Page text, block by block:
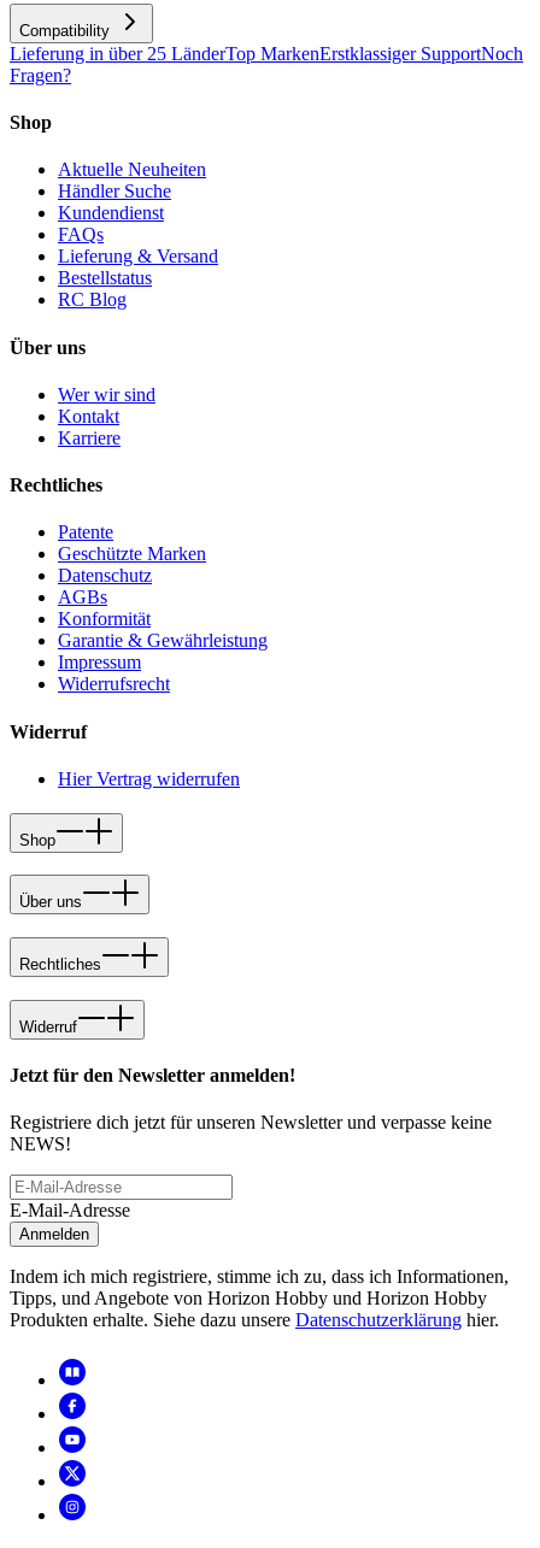
Compatibility
Lieferung in über 25 LänderTop MarkenErstklassiger SupportNoch
Fragen?
Shop
Aktuelle Neuheiten
Händler Suche
Kundendienst
FAQs
Lieferung & Versand
Bestellstatus
RC Blog
Über uns
Wer wir sind
Kontakt
Karriere
Rechtliches
Patente
Geschützte Marken
Datenschutz
AGBs
Konformität
Garantie & Gewährleistung
Impressum
Widerrufsrecht
Widerruf
Hier Vertrag widerrufen
Shop
Über uns
Rechtliches
Widerruf
Jetzt für den Newsletter anmelden!
Registriere dich jetzt für unseren Newsletter und verpasse keine
NEWS!
E-Mail-Adresse
Anmelden
Indem ich mich registriere, stimme ich zu, dass ich Informationen,
Tipps, und Angebote von Horizon Hobby und Horizon Hobby
Produkten erhalte. Siehe dazu unsere Datenschutzerklärung hier.